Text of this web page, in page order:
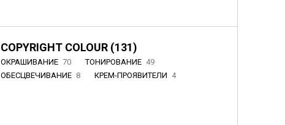
COPYRIGHT COLOUR (131)
ОКРАШИВАНИЕ 70 ТОНИРОВАНИЕ 49
ОБЕСЦВЕЧИВАНИЕ 8 КРЕМ-ПРОЯВИТЕЛИ 4